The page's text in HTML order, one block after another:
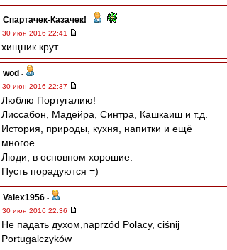
Спартачек-Казачек! -
30 июн 2016 22:41
хищник крут.
wod -
30 июн 2016 22:37
Люблю Португалию!
Лиссабон, Мадейра, Синтра, Кашкаиш и т.д.
История, природы, кухня, напитки и ещё
многое.
Люди, в основном хорошие.
Пусть порадуются =)
Valex1956 -
30 июн 2016 22:36
Не падать духом,naprzód Polacy, ciśnij
Portugalczyków